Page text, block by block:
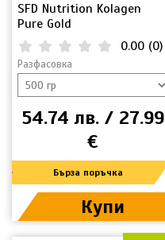
SFD Nutrition Kolagen
Pure Gold
0.00 (0)
Разфасовка
54.74 лв. / 27.99
€
Бърза поръчка
Купи